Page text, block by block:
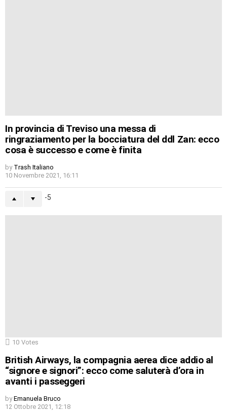
In provincia di Treviso una messa di
ringraziamento per la bocciatura del ddl Zan: ecco
cosa è successo e come è finita
by Trash Italiano
10 Novembre 2021, 16:11
-5
10 Votes
British Airways, la compagnia aerea dice addio al
“signore e signori”: ecco come saluterà d’ora in
avanti i passeggeri
by Emanuela Bruco
12 Ottobre 2021, 12:18